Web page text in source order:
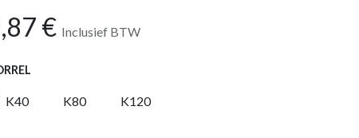
€ Inclusief BTW
K40 K80 K120